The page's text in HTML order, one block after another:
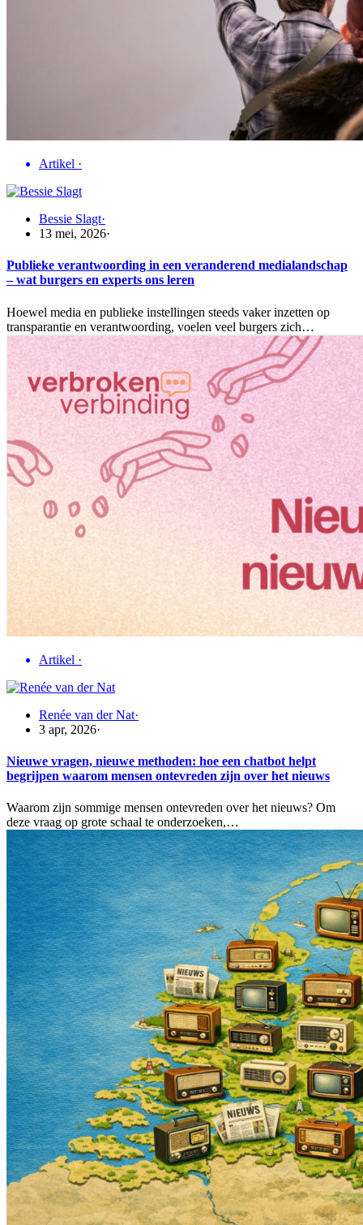
Artikel ·
Bessie Slagt·
13 mei, 2026·
Publieke verantwoording in een veranderend medialandschap
– wat burgers en experts ons leren
Hoewel media en publieke instellingen steeds vaker inzetten op
transparantie en verantwoording, voelen veel burgers zich…
Artikel ·
Renée van der Nat·
3 apr, 2026·
Nieuwe vragen, nieuwe methoden: hoe een chatbot helpt
begrijpen waarom mensen ontevreden zijn over het nieuws
Waarom zijn sommige mensen ontevreden over het nieuws? Om
deze vraag op grote schaal te onderzoeken,…